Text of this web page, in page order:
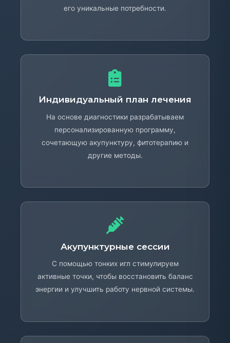
его уникальные потребности.
Индивидуальный план лечения
На основе диагностики разрабатываем
персонализированную программу,
сочетающую акупунктуру, фитотерапию и
другие методы.
Акупунктурные сессии
С помощью тонких игл стимулируем
активные точки, чтобы восстановить баланс
энергии и улучшить работу нервной системы.